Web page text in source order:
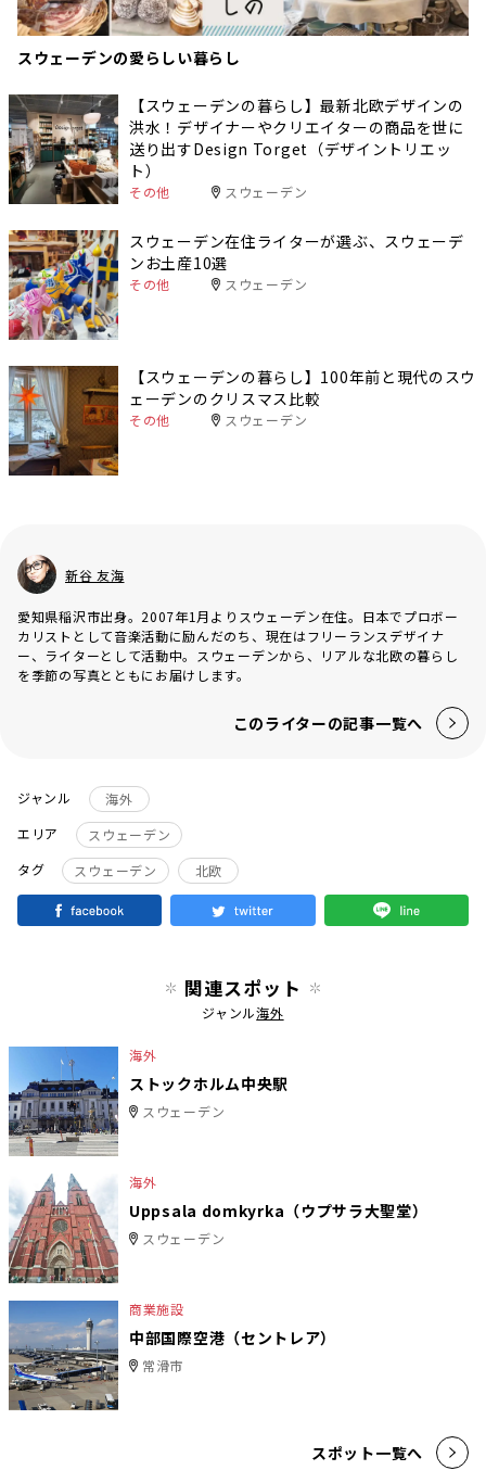
スウェーデンの愛らしい暮らし
【スウェーデンの暮らし】最新北欧デザインの
洪水！デザイナーやクリエイターの商品を世に
送り出すDesign Torget（デザイントリエッ
ト）
その他 スウェーデン
スウェーデン在住ライターが選ぶ、スウェーデ
ンお土産10選
その他 スウェーデン
【スウェーデンの暮らし】100年前と現代のスウ
ェーデンのクリスマス比較
その他 スウェーデン
新谷 友海
愛知県稲沢市出身。2007年1月よりスウェーデン在住。日本でプロボー
カリストとして音楽活動に励んだのち、現在はフリーランスデザイナ
ー、ライターとして活動中。スウェーデンから、リアルな北欧の暮らし
を季節の写真とともにお届けします。
このライターの記事一覧へ
ジャンル
海外
エリア
スウェーデン
タグ
スウェーデン 北欧
関連スポット
ジャンル海外
海外
ストックホルム中央駅
スウェーデン
海外
Uppsala domkyrka（ウプサラ大聖堂）
スウェーデン
商業施設
中部国際空港（セントレア）
常滑市
スポット一覧へ